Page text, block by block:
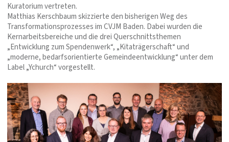
Kuratorium vertreten.
Matthias Kerschbaum skizzierte den bisherigen Weg des
Transformationsprozesses im CVJM Baden. Dabei wurden die
Kernarbeitsbereiche und die drei Querschnittsthemen
„Entwicklung zum Spendenwerk“, „Kitaträgerschaft“ und
„moderne, bedarfsorientierte Gemeindeentwicklung“ unter dem
Label „Ychurch“ vorgestellt.